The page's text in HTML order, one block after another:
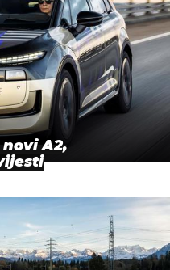
A2,